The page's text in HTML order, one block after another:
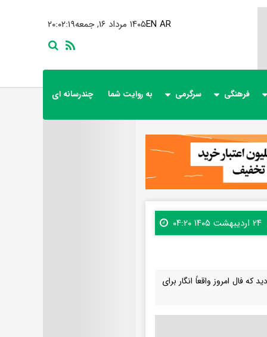
۲۰:۰۲:۲۰ ۱۴۰۵ مرداد ۱۶, جمعهEN AR
فرهنگی سرگرمی به روایت شما چندرسانه ای
۲۴ اردیبهشت ۱۴۰۵ ۰۴:۲۰
که فال امروز واقعاً انگار برای